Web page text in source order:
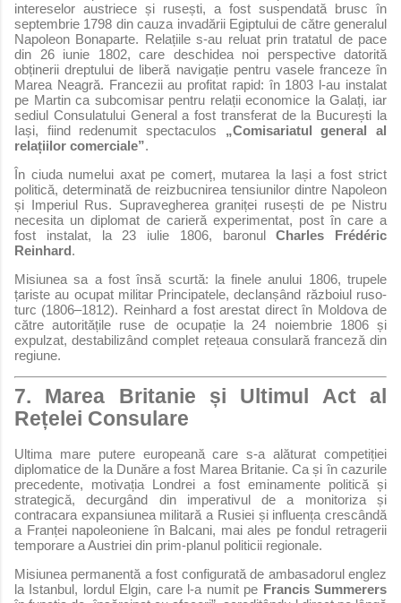
intereselor austriece și rusești, a fost suspendată brusc în
septembrie 1798 din cauza invadării Egiptului de către generalul
Napoleon Bonaparte. Relațiile s-au reluat prin tratatul de pace
din 26 iunie 1802, care deschidea noi perspective datorită
obținerii dreptului de liberă navigație pentru vasele franceze în
Marea Neagră. Francezii au profitat rapid: în 1803 l-au instalat
pe Martin ca subcomisar pentru relații economice la Galați, iar
sediul Consulatului General a fost transferat de la București la
Iași, fiind redenumit spectaculos „Comisariatul general al
relațiilor comerciale”.
În ciuda numelui axat pe comerț, mutarea la Iași a fost strict
politică, determinată de reizbucnirea tensiunilor dintre Napoleon
și Imperiul Rus. Supravegherea graniței rusești de pe Nistru
necesita un diplomat de carieră experimentat, post în care a
fost instalat, la 23 iulie 1806, baronulCharles Frédéric
Reinhard.
Misiunea sa a fost însă scurtă: la finele anului 1806, trupele
țariste au ocupat militar Principatele, declanșând războiul ruso-
turc (1806–1812). Reinhard a fost arestat direct în Moldova de
către autoritățile ruse de ocupație la 24 noiembrie 1806 și
expulzat, destabilizând complet rețeaua consulară franceză din
regiune.
7. Marea Britanie și Ultimul Act al
Rețelei Consulare
Ultima mare putere europeană care s-a alăturat competiției
diplomatice de la Dunăre a fost Marea Britanie. Ca și în cazurile
precedente, motivația Londrei a fost eminamente politică și
strategică, decurgând din imperativul de a monitoriza și
contracara expansiunea militară a Rusiei și influența crescândă
a Franței napoleoniene în Balcani, mai ales pe fondul retragerii
temporare a Austriei din prim-planul politicii regionale.
Misiunea permanentă a fost configurată de ambasadorul englez
la Istanbul, lordul Elgin, care l-a numit pe Francis Summerers